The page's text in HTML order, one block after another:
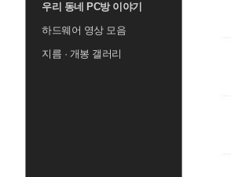
우리 동네 PC방 이야기
하드웨어 영상 모음
지름 · 개봉 갤러리